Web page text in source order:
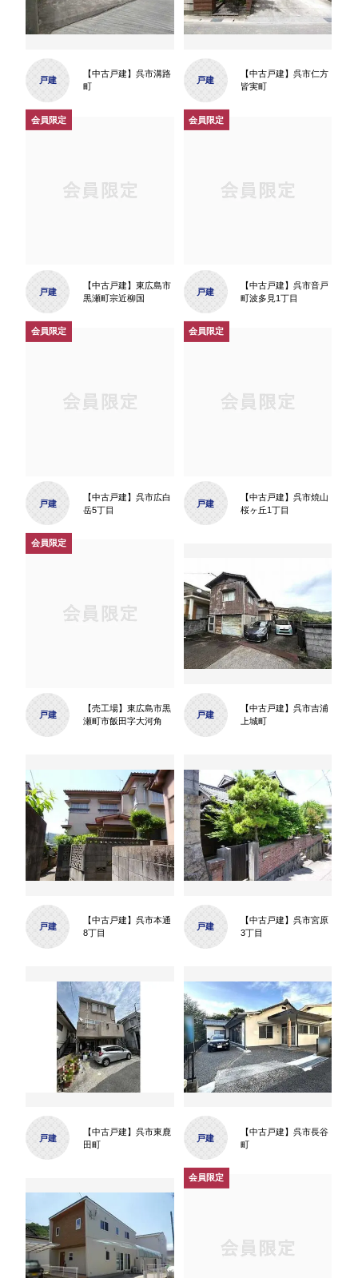
戸建
【中古戸建】呉市溝路
町
戸建
【中古戸建】呉市仁方
皆実町
戸建
【中古戸建】東広島市
黒瀬町宗近柳国
戸建
【中古戸建】呉市音戸
町波多見1丁目
戸建
【中古戸建】呉市広白
岳5丁目
戸建
【中古戸建】呉市焼山
桜ヶ丘1丁目
戸建
【売工場】東広島市黒
瀬町市飯田字大河角
戸建
【中古戸建】呉市吉浦
上城町
戸建
【中古戸建】呉市本通
8丁目
戸建
【中古戸建】呉市宮原
3丁目
戸建
【中古戸建】呉市東鹿
田町
戸建
【中古戸建】呉市長谷
町